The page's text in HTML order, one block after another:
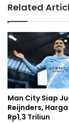
Related
Man City Siap
Reijnders,
Rp1,3 Triliun